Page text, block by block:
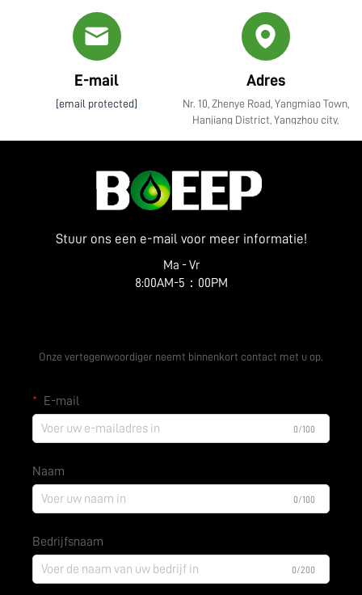
E-mail
[email protected]
Adres
Nr. 10, Zhenye Road, Yangmiao Town,
Hanjiang District, Yangzhou city,
Stuur ons een e-mail voor meer informatie!
Ma - Vr
8:00AM-5：00PM
Onze vertegenwoordiger neemt binnenkort contact met u op.
E-mail
0/100
Naam
0/100
Bedrijfsnaam
0/200